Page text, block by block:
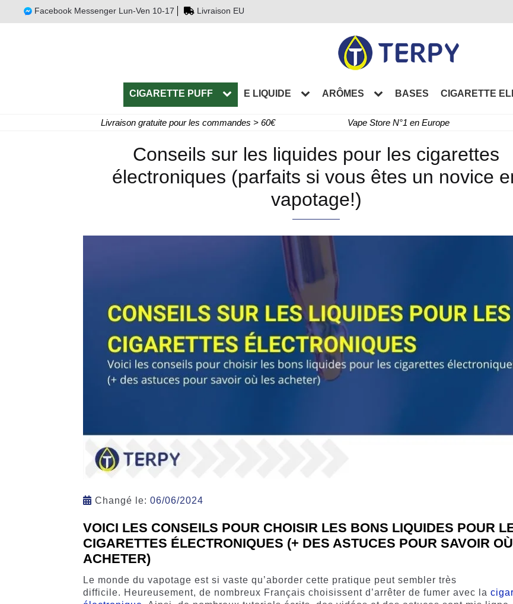
Facebook Messenger Lun-Ven 10-17 Livraison EU
CIGARETTE PUFF E LIQUIDE ARÔMES BASES CIGARETTE
Livraison gratuite pour les commandes > 60€ Vape Store N°1 en Europe
Conseils sur les liquides pour les cigarettes
électroniques (parfaits si vous êtes un novice
vapotage!)
Changé le: 06/06/2024
VOICI LES CONSEILS POUR CHOISIR LES BONS LIQUIDES POUR
CIGARETTES ÉLECTRONIQUES (+ DES ASTUCES POUR SAVOIR
ACHETER)
Le monde du vapotage est si vaste qu’aborder cette pratique peut sembler très
difficile. Heureusement, de nombreux Français choisissent d’arrêter de fumer avec la